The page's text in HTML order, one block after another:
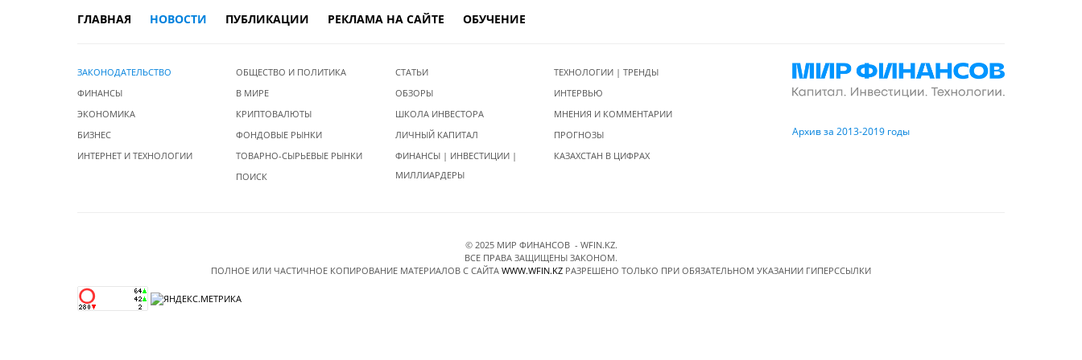
ГЛАВНАЯ НОВОСТИ ПУБЛИКАЦИИ РЕКЛАМА НА САЙТЕ ОБУЧЕНИЕ
ЗАКОНОДАТЕЛЬСТВО
ФИНАНСЫ
ЭКОНОМИКА
БИЗНЕС
ИНТЕРНЕТ И ТЕХНОЛОГИИ
ОБЩЕСТВО И ПОЛИТИКА
В МИРЕ
КРИПТОВАЛЮТЫ
ФОНДОВЫЕ РЫНКИ
ТОВАРНО-СЫРЬЕВЫЕ РЫНКИ
ПОИСК
СТАТЬИ
ОБЗОРЫ
ШКОЛА ИНВЕСТОРА
ЛИЧНЫЙ КАПИТАЛ
ФИНАНСЫ | ИНВЕСТИЦИИ |
МИЛЛИАРДЕРЫ
ТЕХНОЛОГИИ | ТРЕНДЫ
ИНТЕРВЬЮ
МНЕНИЯ И КОММЕНТАРИИ
ПРОГНОЗЫ
КАЗАХСТАН В ЦИФРАХ
Архив за 2013-2019 годы
© 2025 МИР ФИНАНСОВ - WFIN.KZ.
ВСЕ ПРАВА ЗАЩИЩЕНЫ ЗАКОНОМ.
ПОЛНОЕ ИЛИ ЧАСТИЧНОЕ КОПИРОВАНИЕ МАТЕРИАЛОВ C САЙТА WWW.WFIN.KZ РАЗРЕШЕНО ТОЛЬКО ПРИ ОБЯЗАТЕЛЬНОМ УКАЗАНИИ ГИПЕРССЫЛКИ